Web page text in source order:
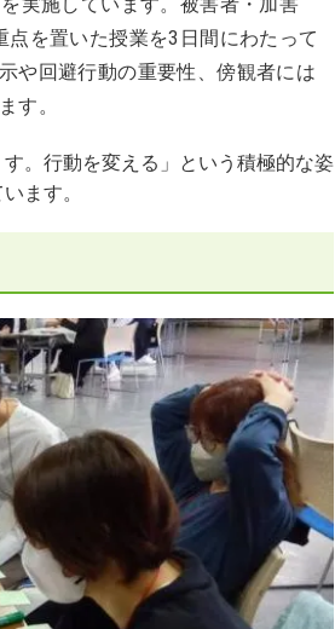
を置いた授業を3日間にわたって
や回避行動の重要性、傍観者には
す。
。行動を変える」という積極的な姿
ます。